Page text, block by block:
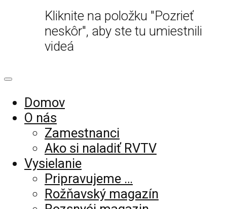
Kliknite na položku "Pozrieť
neskôr", aby ste tu umiestnili
videá
Domov
O nás
Zamestnanci
Ako si naladiť RVTV
Vysielanie
Pripravujeme …
Rožňavský magazín